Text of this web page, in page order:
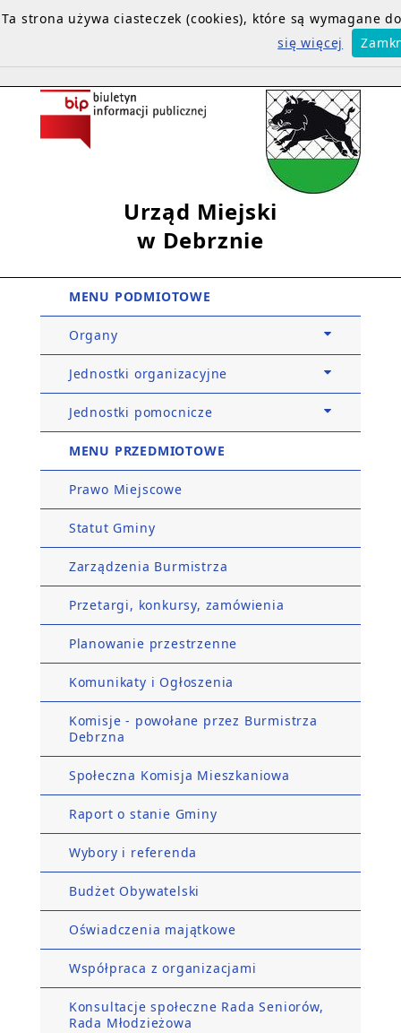
Urząd Miejski
w Debrznie
MENU PODMIOTOWE
Organy
Jednostki organizacyjne
Jednostki pomocnicze
MENU PRZEDMIOTOWE
Prawo Miejscowe
Statut Gminy
Zarządzenia Burmistrza
Przetargi, konkursy, zamówienia
Planowanie przestrzenne
Komunikaty i Ogłoszenia
Komisje - powołane przez Burmistrza
Debrzna
Społeczna Komisja Mieszkaniowa
Raport o stanie Gminy
Wybory i referenda
Budżet Obywatelski
Oświadczenia majątkowe
Współpraca z organizacjami
Konsultacje społeczne Rada Seniorów,
Rada Młodzieżowa
Ta strona używa ciasteczek (cookies), które są wymagane
się więcej